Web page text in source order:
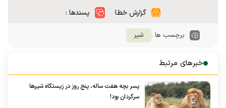
گزارش خطا پسندها :
برچسب ها : شیر
خبرهای مرتبط
پسر بچه هفت ساله، پنج روز در زیستگاه شیر‌ها
سرگردان بود!